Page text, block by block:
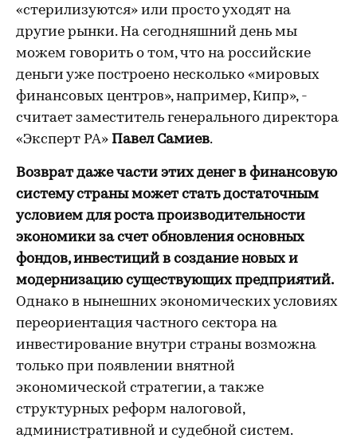
«стерилизуются» или просто уходят на
другие рынки. На сегодняшний день мы
можем говорить о том, что на российские
деньги уже построено несколько «мировых
финансовых центров», например, Кипр», -
считает заместитель генерального директора
«Эксперт РА» Павел Самиев.
Возврат даже части этих денег в финансовую
систему страны может стать достаточным
условием для роста производительности
экономики за счет обновления основных
фондов, инвестиций в создание новых и
модернизацию существующих предприятий.
Однако в нынешних экономических условиях
переориентация частного сектора на
инвестирование внутри страны возможна
только при появлении внятной
экономической стратегии, а также
структурных реформ налоговой,
административной и судебной систем.